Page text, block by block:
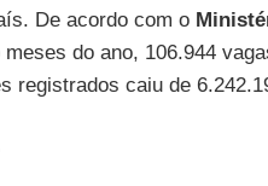
De acordo com o
do ano, 106.944
registrados caiu de